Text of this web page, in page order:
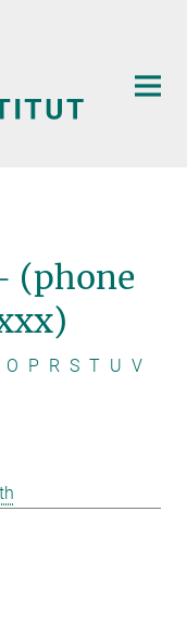
(phone
O P R S T U V